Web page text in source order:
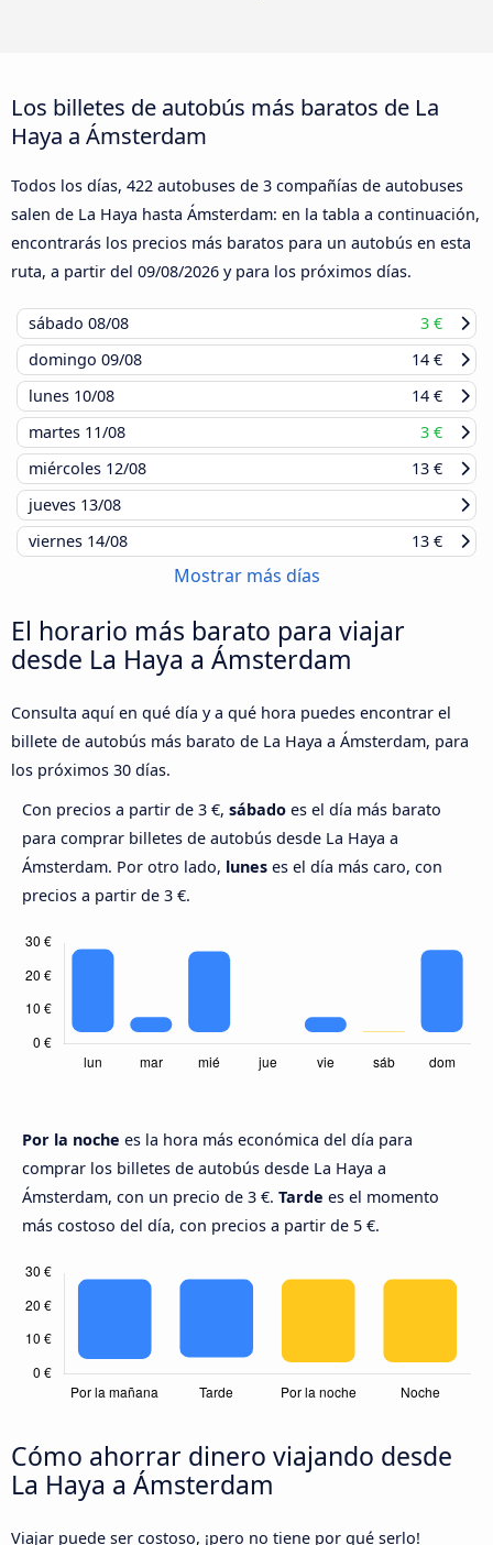
Los billetes de autobús más baratos de La
Haya a Ámsterdam
Todos los días, 422 autobuses de 3 compañías de autobuses
salen de La Haya hasta Ámsterdam: en la tabla a continuación,
encontrarás los precios más baratos para un autobús en esta
ruta, a partir del 09/08/2026 y para los próximos días.
sábado 08/08
3 €
domingo 09/08
14 €
lunes 10/08
14 €
martes 11/08
3 €
miércoles 12/08
13 €
jueves 13/08
viernes 14/08 13 €
Mostrar más días
El horario más barato para viajar
desde La Haya a Ámsterdam
Consulta aquí en qué día y a qué hora puedes encontrar el
billete de autobús más barato de La Haya a Ámsterdam, para
los próximos 30 días.
Con precios a partir de 3 €, sábado es el día más barato
para comprar billetes de autobús desde La Haya a
Ámsterdam. Por otro lado, lunes es el día más caro, con
precios a partir de 3 €.
Por la noche es la hora más económica del día para
comprar los billetes de autobús desde La Haya a
Ámsterdam, con un precio de 3 €. Tarde es el momento
más costoso del día, con precios a partir de 5 €.
Cómo ahorrar dinero viajando desde
La Haya a Ámsterdam
Viajar puede ser costoso, ¡pero no tiene por qué serlo!